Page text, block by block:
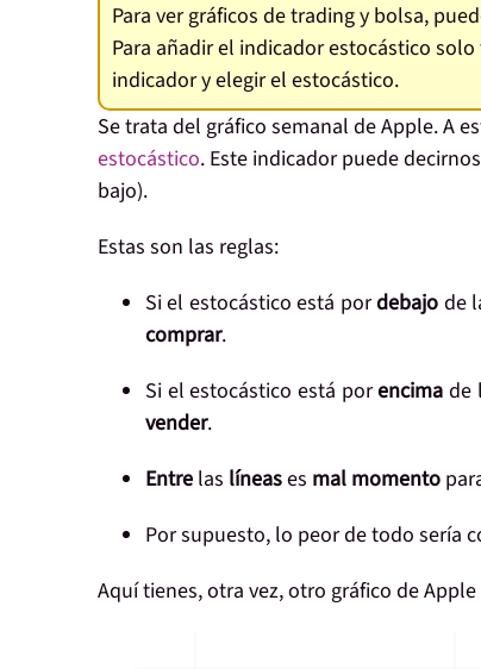
Para ver gráficos de trading y bolsa,
Para añadir el indicador estocástico
indicador y elegir el estocástico.
Se trata del gráfico semanal de Apple. A
estocástico. Este indicador puede
bajo).
Estas son las reglas:
Si el estocástico está pordebajo de
comprar.
Si el estocástico está porencimade
vender.
Entre las líneases mal momento
Por supuesto, lo peor de todo sería
Aquí tienes, otra vez, otro gráfico de